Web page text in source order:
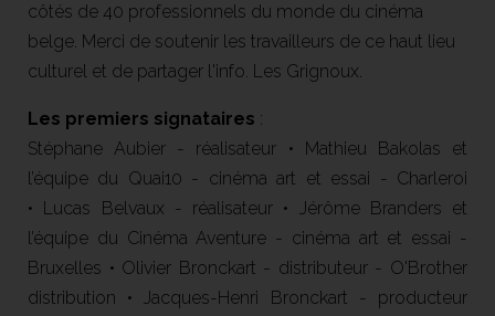
côtés de 40 professionnels du monde du cinéma
belge. Merci de soutenir les travailleurs de ce haut lieu
culturel et de partager l'info. Les Grignoux.
Les premiers signataires :
Stéphane Aubier - réalisateur • Mathieu Bakolas et
l’équipe du Quai10 - cinéma art et essai - Charleroi
• Lucas Belvaux - réalisateur • Jérôme Branders et
l’équipe du Cinéma Aventure - cinéma art et essai -
Bruxelles • Olivier Bronckart - distributeur - O'Brother
distribution • Jacques-Henri Bronckart - producteur